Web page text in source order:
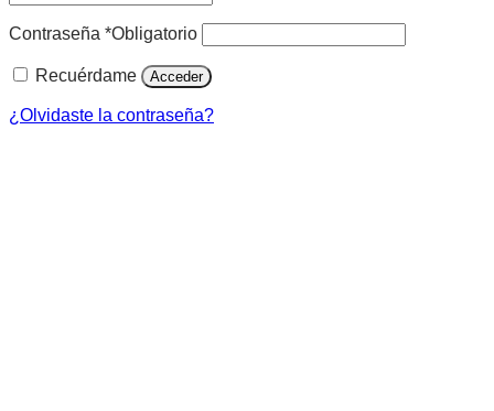
Contraseña *Obligatorio
Recuérdame Acceder
¿Olvidaste la contraseña?